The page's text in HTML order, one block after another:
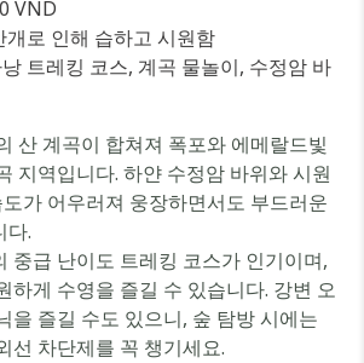
VND
개로 인해 습하고 시원함
트레킹 코스, 계곡 물놀이, 수정암 바
산 계곡이 합쳐져 폭포와 에메랄드빛
지역입니다. 하얀 수정암 바위와 시원
가 어우러져 웅장하면서도 부드러운
다.
중급 난이도 트레킹 코스가 인기이며,
하게 수영을 즐길 수 있습니다. 강변 오
을 즐길 수도 있으니, 숲 탐방 시에는
선 차단제를 꼭 챙기세요.